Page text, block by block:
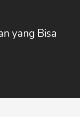
yang Bisa